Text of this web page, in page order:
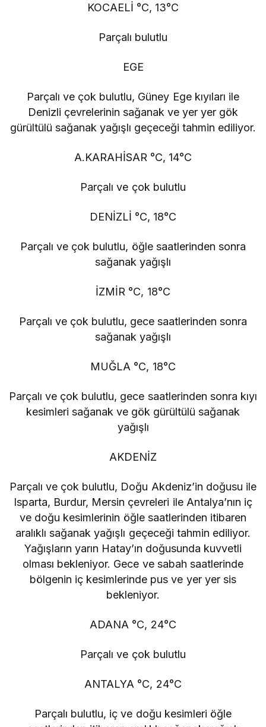
KOCAELİ °C, 13°C
Parçalı bulutlu
EGE
Parçalı ve çok bulutlu, Güney Ege kıyıları ile
Denizli çevrelerinin sağanak ve yer yer gök
gürültülü sağanak yağışlı geçeceği tahmin ediliyor.
A.KARAHİSAR °C, 14°C
Parçalı ve çok bulutlu
DENİZLİ °C, 18°C
Parçalı ve çok bulutlu, öğle saatlerinden sonra
sağanak yağışlı
İZMİR °C, 18°C
Parçalı ve çok bulutlu, gece saatlerinden sonra
sağanak yağışlı
MUĞLA °C, 18°C
Parçalı ve çok bulutlu, gece saatlerinden sonra kıyı
kesimleri sağanak ve gök gürültülü sağanak
yağışlı
AKDENİZ
Parçalı ve çok bulutlu, Doğu Akdeniz’in doğusu ile
Isparta, Burdur, Mersin çevreleri ile Antalya’nın iç
ve doğu kesimlerinin öğle saatlerinden itibaren
aralıklı sağanak yağışlı geçeceği tahmin ediliyor.
Yağışların yarın Hatay’ın doğusunda kuvvetli
olması bekleniyor. Gece ve sabah saatlerinde
bölgenin iç kesimlerinde pus ve yer yer sis
bekleniyor.
ADANA °C, 24°C
Parçalı ve çok bulutlu
ANTALYA °C, 24°C
Parçalı bulutlu, iç ve doğu kesimleri öğle